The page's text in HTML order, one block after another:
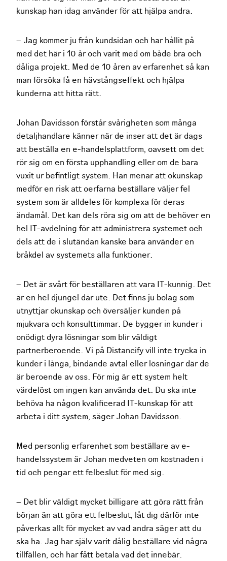
kunskap han idag använder för att hjälpa andra.
– Jag kommer ju från kundsidan och har hållit på
med det här i 10 år och varit med om både bra och
dåliga projekt. Med de 10 åren av erfarenhet så kan
man försöka få en hävstångseffekt och hjälpa
kunderna att hitta rätt.
Johan Davidsson förstår svårigheten som många
detaljhandlare känner när de inser att det är dags
att beställa en e-handelsplattform, oavsett om det
rör sig om en första upphandling eller om de bara
vuxit ur befintligt system. Han menar att okunskap
medför en risk att oerfarna beställare väljer fel
system som är alldeles för komplexa för deras
ändamål. Det kan dels röra sig om att de behöver en
hel IT-avdelning för att administrera systemet och
dels att de i slutändan kanske bara använder en
bråkdel av systemets alla funktioner.
– Det är svårt för beställaren att vara IT-kunnig. Det
är en hel djungel där ute. Det finns ju bolag som
utnyttjar okunskap och översäljer kunden på
mjukvara och konsulttimmar. De bygger in kunder i
onödigt dyra lösningar som blir väldigt
partnerberoende. Vi på Distancify vill inte trycka in
kunder i långa, bindande avtal eller lösningar där de
är beroende av oss. För mig är ett system helt
värdelöst om ingen kan använda det. Du ska inte
behöva ha någon kvalificerad IT-kunskap för att
arbeta i ditt system, säger Johan Davidsson.
Med personlig erfarenhet som beställare av e-
handelssystem är Johan medveten om kostnaden i
tid och pengar ett felbeslut för med sig.
– Det blir väldigt mycket billigare att göra rätt från
början än att göra ett felbeslut, låt dig därför inte
påverkas allt för mycket av vad andra säger att du
ska ha. Jag har själv varit dålig beställare vid några
tillfällen, och har fått betala vad det innebär.